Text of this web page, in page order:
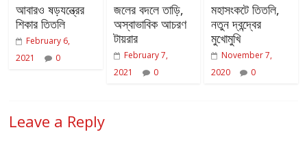
আবারও ষড়যন্ত্রের
শিকার তিতলি
February 6,
2021
0
জলের বদলে তাড়ি,
অস্বাভাবিক আচরণ
টায়রার
February 7,
2021
0
মহাসংকটে তিতলি,
নতুন দ্বন্দ্বের
মুখোমুখি
November 7,
2020
0
Leave a Reply